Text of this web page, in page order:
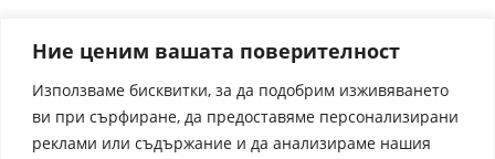
Ние ценим вашата поверителност
Използваме бисквитки, за да подобрим изживяването
ви при сърфиране, да предоставяме персонализирани
реклами или съдържание и да анализираме нашия